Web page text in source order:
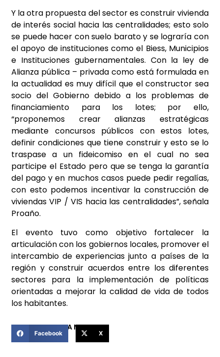
Y la otra propuesta del sector es construir vivienda
de interés social hacia las centralidades; esto solo
se puede hacer con suelo barato y se lograría con
el apoyo de instituciones como el Biess, Municipios
e Instituciones gubernamentales. Con la ley de
Alianza pública – privada como está formulada en
la actualidad es muy difícil que el constructor sea
socio del Gobierno debido a los problemas de
financiamiento para los lotes; por ello,
“proponemos crear alianzas estratégicas
mediante concursos públicos con estos lotes,
definir condiciones que tiene construir y esto se lo
traspase a un fideicomiso en el cual no sea
participe el Estado pero que se tenga la garantía
del pago y en muchos casos puede pedir regalías,
con esto podemos incentivar la construcción de
viviendas VIP / VIS hacia las centralidades”, señala
Proaño.
El evento tuvo como objetivo fortalecer la
articulación con los gobiernos locales, promover el
intercambio de experiencias junto a países de la
región y construir acuerdos entre los diferentes
sectores para la implementación de políticas
orientadas a mejorar la calidad de vida de todos
los habitantes.
COMPARTIR ESTA NOTICIA
Facebook X